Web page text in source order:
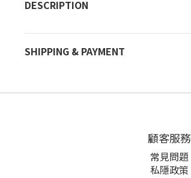
DESCRIPTION
SHIPPING & PAYMENT
顧客服務
常見問題
私隱政策